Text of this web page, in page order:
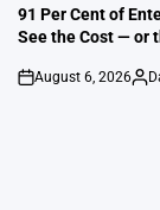
IN
91 Per Cent of
See the Cost — or
on
August 6, 2026